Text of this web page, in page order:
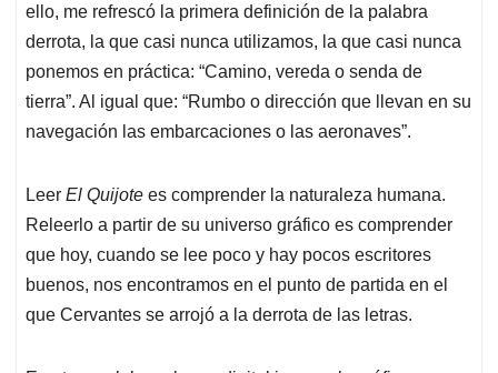
ello, me refrescó la primera definición de la palabra
derrota, la que casi nunca utilizamos, la que casi nunca
ponemos en práctica: “Camino, vereda o senda de
tierra”. Al igual que: “Rumbo o dirección que llevan en su
navegación las embarcaciones o las aeronaves”.
Leer El Quijote es comprender la naturaleza humana.
Releerlo a partir de su universo gráfico es comprender
que hoy, cuando se lee poco y hay pocos escritores
buenos, nos encontramos en el punto de partida en el
que Cervantes se arrojó a la derrota de las letras.